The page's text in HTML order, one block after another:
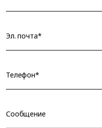
Эл. почта*
Телефон*
Сообщение